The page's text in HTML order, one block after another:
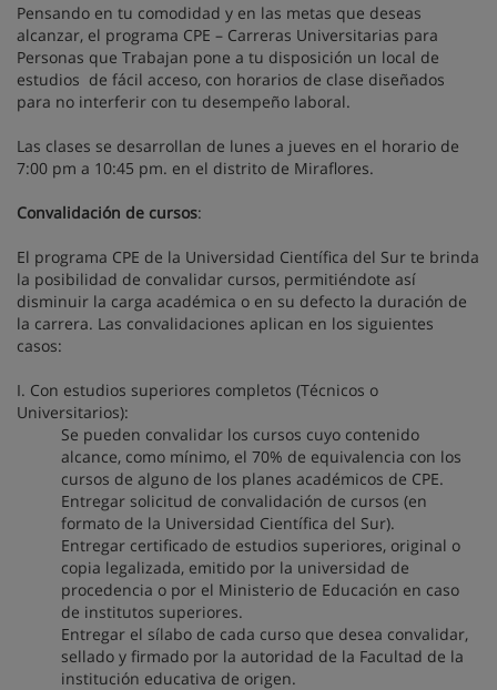
Pensando en tu comodidad y en las metas que deseas
alcanzar, el programa CPE – Carreras Universitarias para
Personas que Trabajan pone a tu disposición un local de
estudios de fácil acceso, con horarios de clase diseñados
para no interferir con tu desempeño laboral.
Las clases se desarrollan de lunes a jueves en el horario de
7:00 pm a 10:45 pm. en el distrito de Miraflores.
Convalidación de cursos:
El programa CPE de la Universidad Científica del Sur te brinda
la posibilidad de convalidar cursos, permitiéndote así
disminuir la carga académica o en su defecto la duración de
la carrera. Las convalidaciones aplican en los siguientes
casos:
I. Con estudios superiores completos (Técnicos o
Universitarios):
Se pueden convalidar los cursos cuyo contenido
alcance, como mínimo, el 70% de equivalencia con los
cursos de alguno de los planes académicos de CPE.
Entregar solicitud de convalidación de cursos (en
formato de la Universidad Científica del Sur).
Entregar certificado de estudios superiores, original o
copia legalizada, emitido por la universidad de
procedencia o por el Ministerio de Educación en caso
de institutos superiores.
Entregar el sílabo de cada curso que desea convalidar,
sellado y firmado por la autoridad de la Facultad de la
institución educativa de origen.